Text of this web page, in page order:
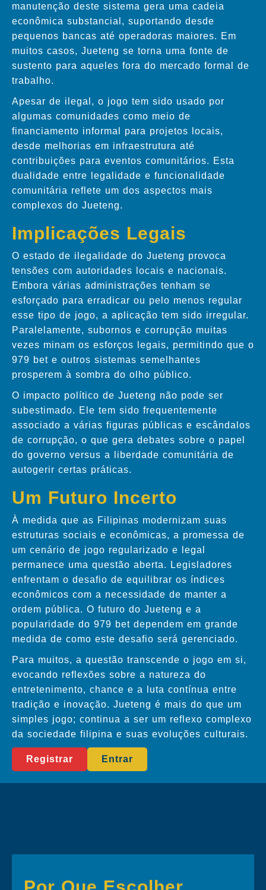
manutenção deste sistema gera uma cadeia
econômica substancial, suportando desde
pequenos bancas até operadoras maiores. Em
muitos casos, Jueteng se torna uma fonte de
sustento para aqueles fora do mercado formal de
trabalho.
Apesar de ilegal, o jogo tem sido usado por
algumas comunidades como meio de
financiamento informal para projetos locais,
desde melhorias em infraestrutura até
contribuições para eventos comunitários. Esta
dualidade entre legalidade e funcionalidade
comunitária reflete um dos aspectos mais
complexos do Jueteng.
Implicações Legais
O estado de ilegalidade do Jueteng provoca
tensões com autoridades locais e nacionais.
Embora várias administrações tenham se
esforçado para erradicar ou pelo menos regular
esse tipo de jogo, a aplicação tem sido irregular.
Paralelamente, subornos e corrupção muitas
vezes minam os esforços legais, permitindo que o
979 bet e outros sistemas semelhantes
prosperem à sombra do olho público.
O impacto político de Jueteng não pode ser
subestimado. Ele tem sido frequentemente
associado a várias figuras públicas e escândalos
de corrupção, o que gera debates sobre o papel
do governo versus a liberdade comunitária de
autogerir certas práticas.
Um Futuro Incerto
À medida que as Filipinas modernizam suas
estruturas sociais e econômicas, a promessa de
um cenário de jogo regularizado e legal
permanece uma questão aberta. Legisladores
enfrentam o desafio de equilibrar os índices
econômicos com a necessidade de manter a
ordem pública. O futuro do Jueteng e a
popularidade do 979 bet dependem em grande
medida de como este desafio será gerenciado.
Para muitos, a questão transcende o jogo em si,
evocando reflexões sobre a natureza do
entretenimento, chance e a luta contínua entre
tradição e inovação. Jueteng é mais do que um
simples jogo; continua a ser um reflexo complexo
da sociedade filipina e suas evoluções culturais.
Registrar Entrar